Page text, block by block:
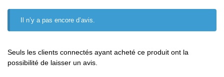
Il n’y a pas encore d’avis.
Seuls les clients connectés ayant acheté ce produit ont la
possibilité de laisser un avis.